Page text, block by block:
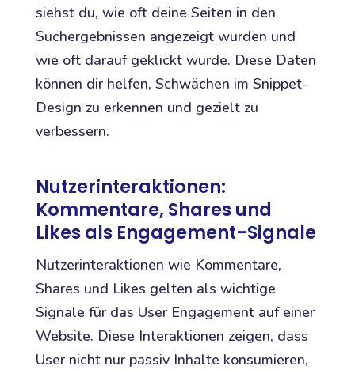
siehst du, wie oft deine Seiten in den
Suchergebnissen angezeigt wurden und
wie oft darauf geklickt wurde. Diese Daten
können dir helfen, Schwächen im Snippet-
Design zu erkennen und gezielt zu
verbessern.
Nutzerinteraktionen:
Kommentare, Shares und
Likes als Engagement-Signale
Nutzerinteraktionen wie Kommentare,
Shares und Likes gelten als wichtige
Signale für das User Engagement auf einer
Website. Diese Interaktionen zeigen, dass
User nicht nur passiv Inhalte konsumieren,